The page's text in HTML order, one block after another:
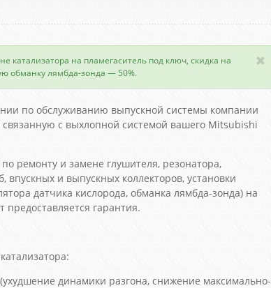
катализатора на пламегаситель под ключ, скидка на
обманку лямбда-зонда — 50%.
по обслуживанию выпускной системы компании
с выхлопной системой вашего Mitsubishi
ремонту и замене глушителя, резонатора,
впускных и выпускных коллекторов, установки
датчика кислорода, обманка лямбда-зонда) на
гарантия.
динамики разгона, снижение максимально-